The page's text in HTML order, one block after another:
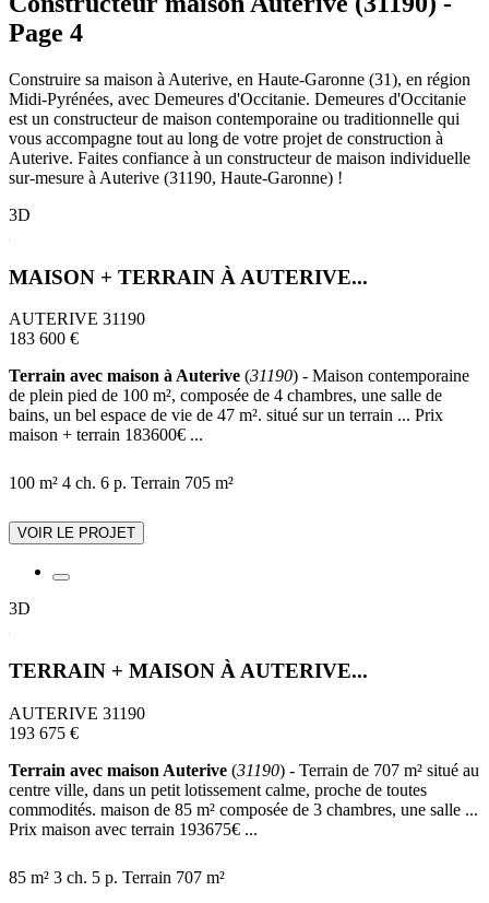
Page 4
Construire sa maison à Auterive, en Haute-Garonne (31), en région
Midi-Pyrénées, avec Demeures d'Occitanie. Demeures d'Occitanie
est un constructeur de maison contemporaine ou traditionnelle qui
vous accompagne tout au long de votre projet de construction à
Auterive. Faites confiance à un constructeur de maison individuelle
sur-mesure à Auterive (31190, Haute-Garonne) !
3D
MAISON + TERRAIN À AUTERIVE...
AUTERIVE 31190
183 600 €
Terrain avec maison à Auterive (31190) - Maison contemporaine
de plein pied de 100 m², composée de 4 chambres, une salle de
bains, un bel espace de vie de 47 m². situé sur un terrain ... Prix
maison + terrain 183600€ ...
100 m² 4 ch. 6 p. Terrain 705 m²
VOIR LE PROJET
3D
TERRAIN + MAISON À AUTERIVE...
AUTERIVE 31190
193 675 €
Terrain avec maison Auterive (31190) - Terrain de 707 m² situé au
centre ville, dans un petit lotissement calme, proche de toutes
commodités. maison de 85 m² composée de 3 chambres, une salle ...
Prix maison avec terrain 193675€ ...
85 m² 3 ch. 5 p. Terrain 707 m²